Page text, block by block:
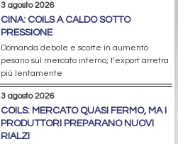
3 agosto 2026
CINA: COILS A CALDO SOTTO
PRESSIONE
Domanda debole e scorte in aumento
pesano sul mercato interno; l’export arretra
più lentamente
3 agosto 2026
COILS: MERCATO QUASI FERMO, MA I
PRODUTTORI PREPARANO NUOVI
RIALZI